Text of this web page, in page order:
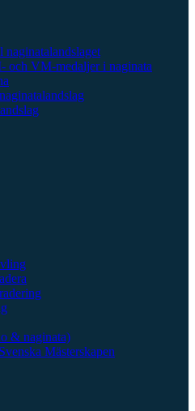
och VM-medaljer i naginata
& naginata)
Mästerskapen